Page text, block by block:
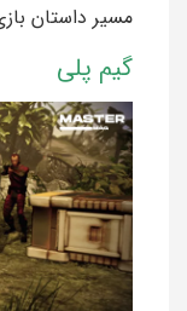
مسیر داستان
گیم پلی